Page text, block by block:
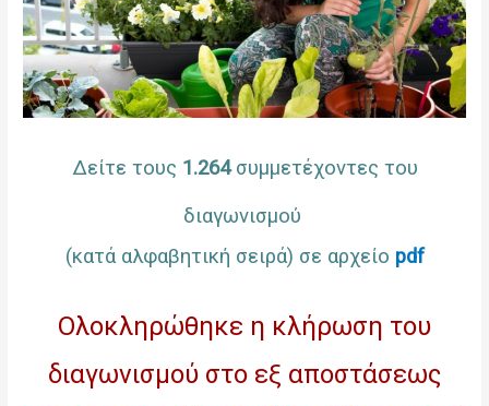
Δείτε τους 1.264συμμετέχοντες του
διαγωνισμού
(κατά αλφαβητική σειρά) σε αρχείο pdf
Ολοκληρώθηκε η κλήρωση του
διαγωνισμού στο εξ αποστάσεως